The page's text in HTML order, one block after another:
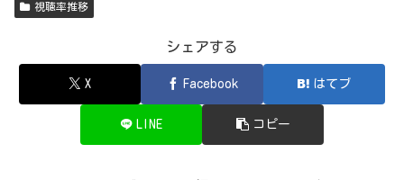
視聴率推移
シェアする
X Facebook はてブ
LINE コピー